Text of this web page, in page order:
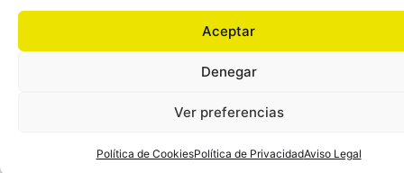
Aceptar
Denegar
Ver preferencias
Política de CookiesPolítica de PrivacidadAviso Legal